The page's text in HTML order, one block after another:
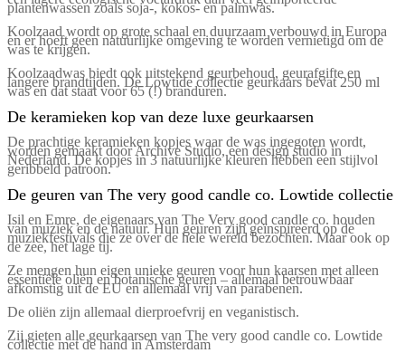
plantenwassen zoals soja-, kokos- en palmwas.​
Koolzaad wordt op grote schaal en duurzaam verbouwd in Europa
en er hoeft geen natuurlijke omgeving te worden vernietigd om de
was te krijgen.​
Koolzaadwas biedt ook uitstekend geurbehoud, geurafgifte en
langere brandtijden. De Lowtide collectie geurkaars bevat 250 ml
was en dat staat voor 65 (!) branduren.
De keramieken kop van deze luxe geurkaarsen
De prachtige keramieken kopjes waar de was ingegoten wordt,
worden gemaakt door Archive Studio, een design studio in
Nederland. De kopjes in 3 natuurlijke kleuren hebben een stijlvol
geribbeld patroon.
De geuren van The very good candle co. Lowtide collectie
Isil en Emre, de eigenaars van The Very good candle co. houden
van muziek en de natuur. Hun geuren zijn geïnspireerd op de
muziekfestivals die ze over de hele wereld bezochten. Maar ook op
de zee, het lage tij.
Ze mengen hun eigen unieke geuren voor hun kaarsen met alleen
essentiële oliën en botanische geuren – allemaal betrouwbaar
afkomstig uit de EU en allemaal vrij van parabenen.
De oliën zijn allemaal dierproefvrij en veganistisch.
Zij gieten alle geurkaarsen van The very good candle co. Lowtide
collectie met de hand in Amsterdam